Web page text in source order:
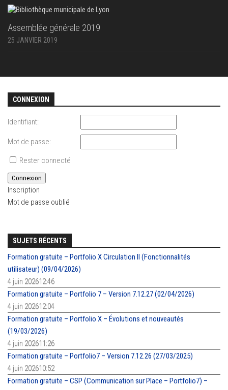
Assemblée générale 2019
25 JANVIER 2019
CONNEXION
Identifiant:
Mot de passe:
Rester connecté
Connexion
Inscription
Mot de passe oublié
SUJETS RÉCENTS
Formation gratuite – Portfolio X Circulation II (Fonctionnalités
utilisateur) (09/04/2026)
4 juin 202612:46
Formation gratuite – Portfolio 7 – Version 7.12.27 (02/04/2026)
4 juin 202612:04
Formation gratuite – Portfolio X – Évolutions et nouveautés
(19/03/2026)
4 juin 202611:26
Formation gratuite – Portfolio7 – Version 7.12.26 (27/03/2025)
4 juin 202610:52
Formation gratuite – CSP (Communication sur Place – Portfolio7) –